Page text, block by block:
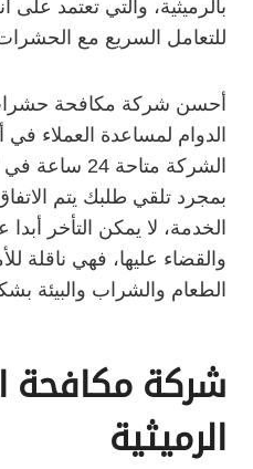
بالرميثية، والتي تعتمد
للتعامل السريع مع
أحسن شركة مكافحة
الدوام لمساعدة العملاء
بمجرد تلقي طلبك يتم
الخدمة، لا يمكن التأخر
والقضاء عليها، فهي ناقلة
الطعام والشراب والبيئة
شركة مكافحة
الرميثية